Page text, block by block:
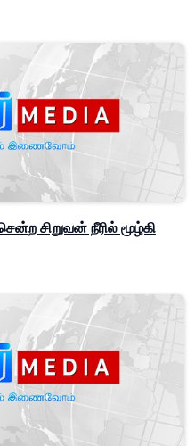
சிறுவன் நீரில் மூழ்கி